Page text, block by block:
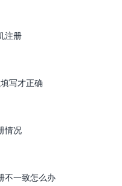
注册
写才正确
情况
不一致怎么办